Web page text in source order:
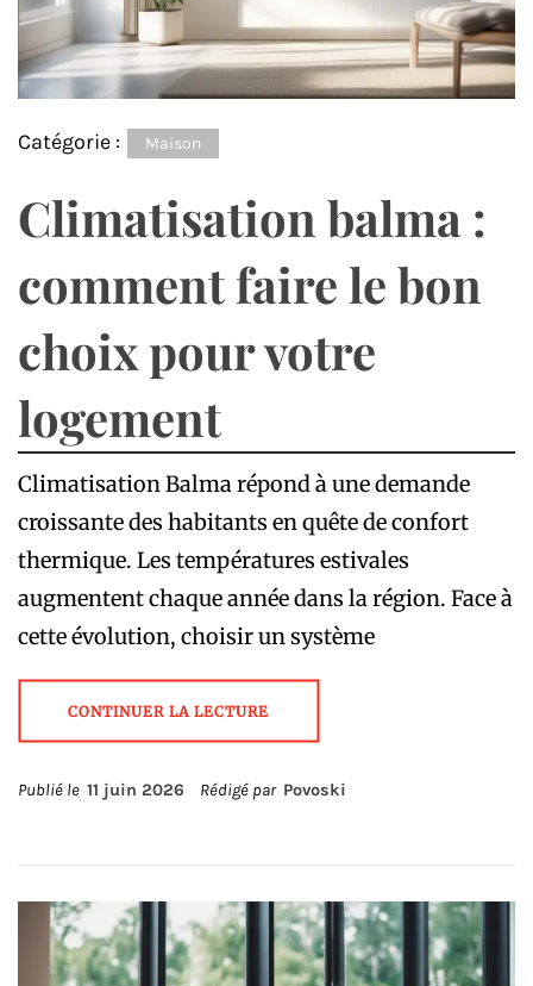
Catégorie : Maison
Climatisation balma :
comment faire le bon
choix pour votre
logement
Climatisation Balma répond à une demande
croissante des habitants en quête de confort
thermique. Les températures estivales
augmentent chaque année dans la région. Face à
cette évolution, choisir un système
CONTINUER LA LECTURE
Publié le 11 juin 2026 Rédigé par Povoski